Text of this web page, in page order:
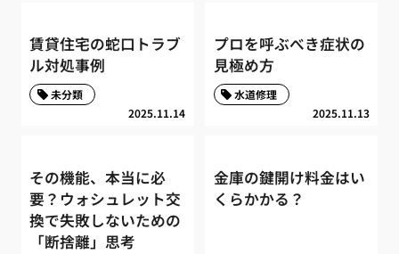
賃貸住宅の蛇口トラブ
ル対処事例
2025.11.14
未分類
プロを呼ぶべき症状の
見極め方
2025.11.13
水道修理
その機能、本当に必
要？ウォシュレット交
換で失敗しないための
「断捨離」思考
金庫の鍵開け料金はい
くらかかる？